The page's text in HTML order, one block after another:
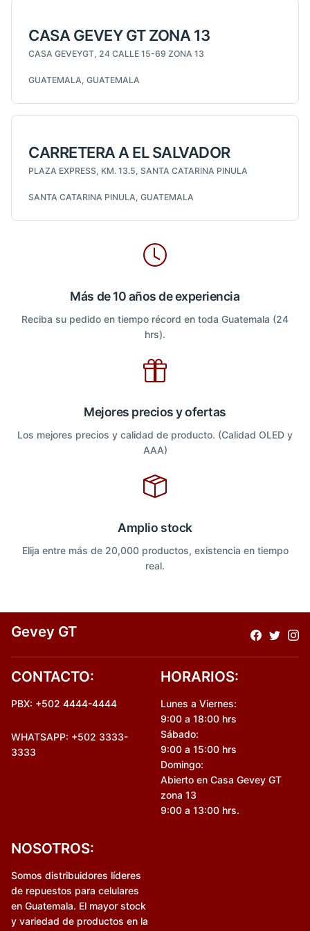
CASA GEVEY GT ZONA 13
CASA GEVEYGT, 24 CALLE 15-69 ZONA 13
GUATEMALA, GUATEMALA
CARRETERA A EL SALVADOR
PLAZA EXPRESS, KM. 13.5, SANTA CATARINA PINULA
SANTA CATARINA PINULA, GUATEMALA
Más de 10 años de experiencia
Reciba su pedido en tiempo récord en toda Guatemala (24
hrs).
Mejores precios y ofertas
Los mejores precios y calidad de producto. (Calidad OLED y
AAA)
Amplio stock
Elija entre más de 20,000 productos, existencia en tiempo
real.
Gevey GT
CONTACTO:
PBX: +502 4444-4444
WHATSAPP: +502 3333-
3333
HORARIOS:
Lunes a Viernes:
9:00 a 18:00 hrs
Sábado:
9:00 a 15:00 hrs
Domingo:
Abierto en Casa Gevey GT
zona 13
9:00 a 13:00 hrs.
NOSOTROS:
Somos distribuidores líderes
de repuestos para celulares
en Guatemala. El mayor stock
y variedad de productos en la